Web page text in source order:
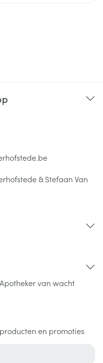
& Stefaan Van
Apotheker van wacht
en promoties